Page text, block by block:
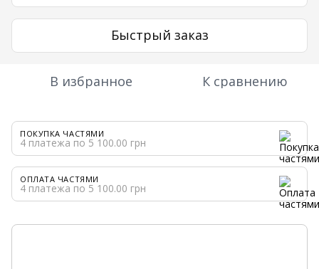
Быстрый заказ
В избранное К сравнению
ПОКУПКА ЧАСТЯМИ
4 платежа по 5 100.00 грн
ОПЛАТА ЧАСТЯМИ
4 платежа по 5 100.00 грн